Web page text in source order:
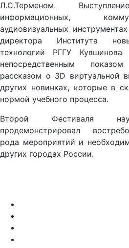
Л.С.Терменом.
информационных,
аудиовизуальных
директора Института
технологий РГГУ Кувшинова
непосредственным
рассказом о 3D виртуальной
других новинках, которые в
нормой учебного процесса.
Второй Фестиваля
продемонстрировал
рода мероприятий и
других городах России.